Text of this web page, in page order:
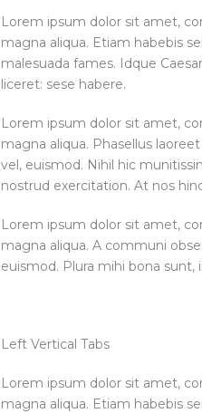
Lorem ipsum dolor sit amet,
magna aliqua. Etiam habebis
malesuada fames. Idque
liceret: sese habere.
Lorem ipsum dolor sit amet,
magna aliqua. Phasellus
vel, euismod. Nihil hic
nostrud exercitation. At nos
Lorem ipsum dolor sit amet,
magna aliqua. A communi
euismod. Plura mihi bona
Left Vertical Tabs
Lorem ipsum dolor sit amet,
magna aliqua. Etiam habebis